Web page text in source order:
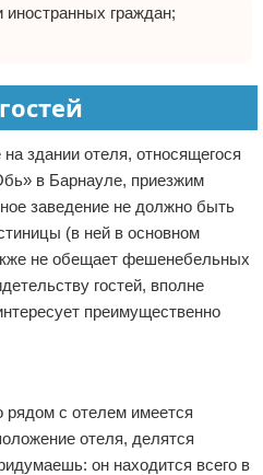
иностранных граждан;
здании отеля, относящегося
в Барнауле, приезжим
заведение не должно быть
(в ней в основном
не обещает фешенебельных
гостей, вполне
преимущественно
рядом с отелем имеется
отеля, делятся
он находится всего в